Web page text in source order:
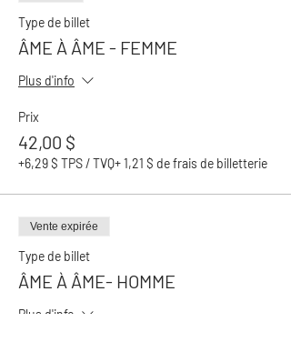
Type de billet
ÂME À ÂME - FEMME
Plus d'info
Prix
42,00 $
+6,29 $ TPS / TVQ+ 1,21 $ de frais de billetterie
Vente expirée
Type de billet
ÂME À ÂME- HOMME
Plus d'info